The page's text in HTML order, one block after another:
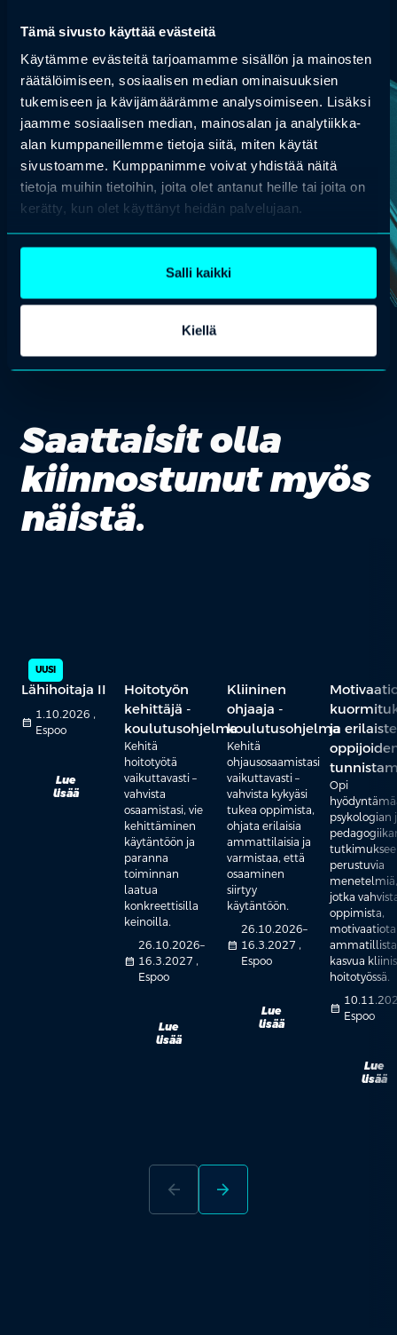
Tämä sivusto käyttää evästeitä
Käytämme evästeitä tarjoamamme sisällön ja mainosten
räätälöimiseen, sosiaalisen median ominaisuuksien
tukemiseen ja kävijämäärämme analysoimiseen. Lisäksi
jaamme sosiaalisen median, mainosalan ja analytiikka-
alan kumppaneillemme tietoja siitä, miten käytät
sivustoamme. Kumppanimme voivat yhdistää näitä
tietoja muihin tietoihin, joita olet antanut heille tai joita on
kerätty, kun olet käyttänyt heidän palvelujaan.
Salli kaikki
Kiellä
645 €
Osta liput arrow_forward
Saattaisit olla
kiinnostunut myös
näistä.
UUSI
Lähihoitaja II
calendar_month
1.10.2026 ,
Espoo
Lue
lisää
Hoitotyön
kehittäjä -
koulutusohjelma
Kehitä
hoitotyötä
vaikuttavasti –
vahvista
osaamistasi, vie
kehittäminen
käytäntöön ja
paranna
toiminnan
laatua
konkreettisilla
keinoilla.
calendar_month
26.10.2026–
16.3.2027 ,
Espoo
Lue
lisää
Kliininen
ohjaaja -
koulutusohjelma
Kehitä
ohjausosaamistasi
vaikuttavasti –
vahvista kykyäsi
tukea oppimista,
ohjata erilaisia
ammattilaisia ja
varmistaa, että
osaaminen
siirtyy
käytäntöön.
calendar_month
26.10.2026–
16.3.2027 ,
Espoo
Lue
lisää
ja
Opi
psykologian
perustuvia
menetelmiä,
jotka
oppimista,
motivaatiota
ammatillista
kasvua
hoitotyössä.
calendar_month
Espoo
Lue
lisää
arrow_back arrow_forward